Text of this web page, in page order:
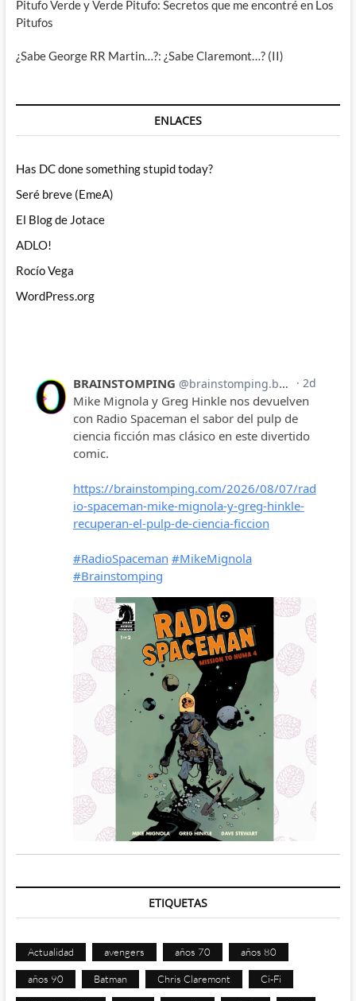
Pitufo Verde y Verde Pitufo: Secretos que me encontré en Los
Pitufos
¿Sabe George RR Martin…?: ¿Sabe Claremont…? (II)
ENLACES
Has DC done something stupid today?
Seré breve (EmeA)
El Blog de Jotace
ADLO!
Rocío Vega
WordPress.org
ETIQUETAS
Actualidad avengers años 70 años 80
años 90 Batman Chris Claremont Ci-Fi